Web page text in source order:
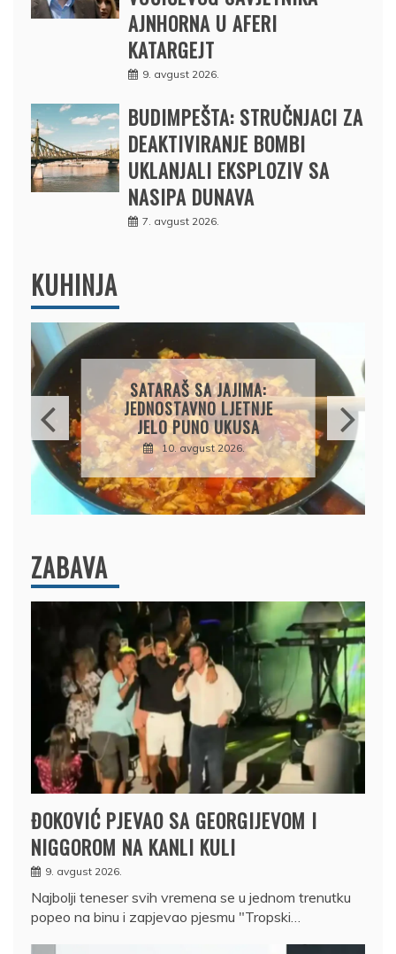
AJNHORNA U AFERI
KATARGEJT
9. avgust 2026.
BUDIMPEŠTA: STRUČNJACI ZA
DEAKTIVIRANJE BOMBI
UKLANJALI EKSPLOZIV SA
NASIPA DUNAVA
7. avgust 2026.
KUHINJA
GRČKA MUSAKA: SOČNA,
KREMASTA I PUNA
MEDITERANSKIH UKUSA
10. avgust 2026.
ZABAVA
ĐOKOVIĆ PJEVAO SA GEORGIJEVOM I
NIGGOROM NA KANLI KULI
9. avgust 2026.
Najbolji teneser svih vremena se u jednom trenutku
popeo na binu i zapjevao pjesmu "Tropski…